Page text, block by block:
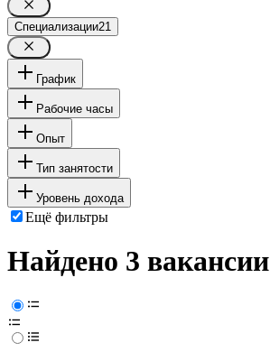
Специализации21
График
Рабочие часы
Опыт
Тип занятости
Уровень дохода
Ещё фильтры
Найдено 3 вакансии